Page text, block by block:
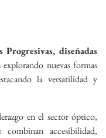
Progresivas, diseñadas
explorando nuevas formas
la versatilidad y
en el sector óptico,
accesibilidad,